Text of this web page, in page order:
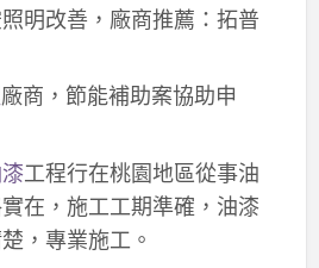
明改善，廠商推薦：拓普
廠商，節能補助案協助申
工程行在桃園地區從事油
在，施工工期準確，油漆
，專業施工。